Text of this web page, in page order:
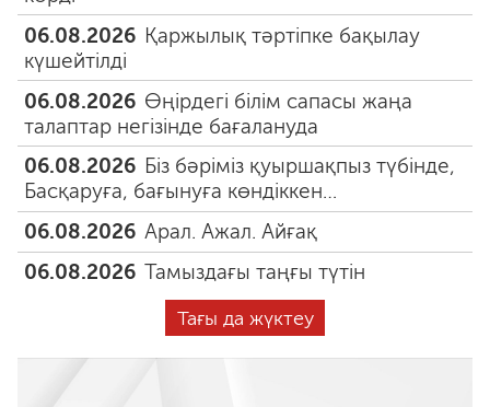
06.08.2026 Қаржылық тәртіпке бақылау
күшейтілді
06.08.2026 Өңірдегі білім сапасы жаңа
талаптар негізінде бағалануда
06.08.2026 Біз бәріміз қуыршақпыз түбінде,
Басқаруға, бағынуға көндіккен…
06.08.2026 Арал. Ажал. Айғақ
06.08.2026 Тамыздағы таңғы түтін
Тағы да жүктеу